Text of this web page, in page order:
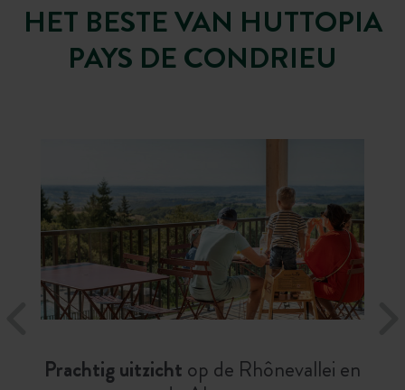
HET BESTE VAN HUTTOPIA
PAYS DE CONDRIEU
Prachtig uitzicht op de Rhônevallei en